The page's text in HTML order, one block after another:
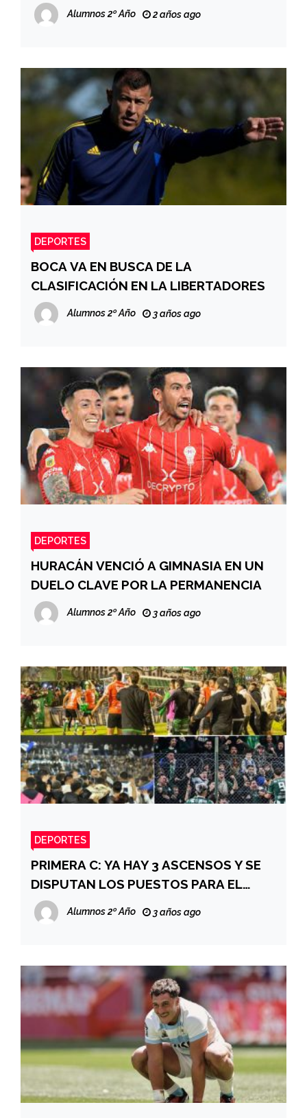
ARGENTINA?
Alumnos 2º Año 2 años ago
DEPORTES
BOCA VA EN BUSCA DE LA
CLASIFICACIÓN EN LA LIBERTADORES
Alumnos 2º Año 3 años ago
DEPORTES
HURACÁN VENCIÓ A GIMNASIA EN UN
DUELO CLAVE POR LA PERMANENCIA
Alumnos 2º Año 3 años ago
DEPORTES
PRIMERA C: YA HAY 3 ASCENSOS Y SE
DISPUTAN LOS PUESTOS PARA EL
REDUCIDO
Alumnos 2º Año 3 años ago